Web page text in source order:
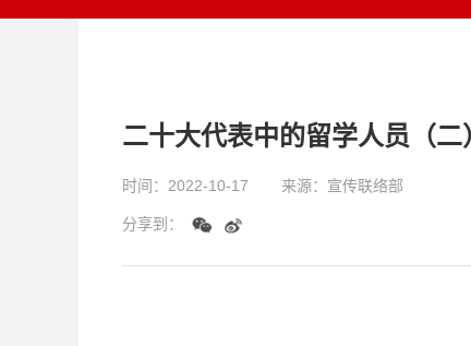
二十大代表中的留学人员（二
时间： 2022-10-17 来源： 宣传联络部
分享到：